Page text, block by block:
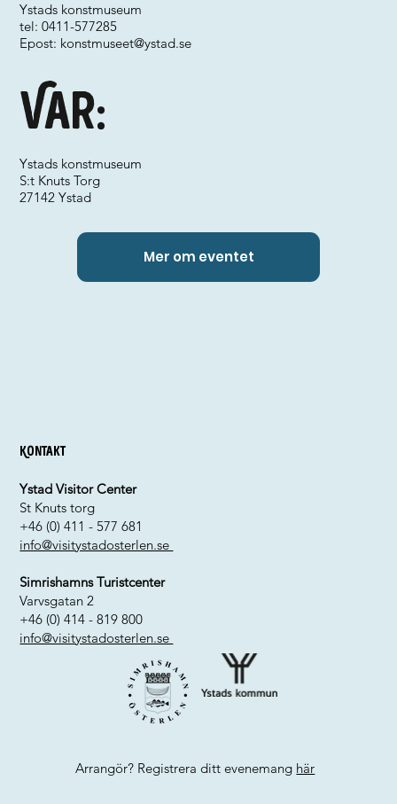
Var:
Ystads konstmuseum
tel: 0411-577285
Epost: konstmuseet@ystad.se
Ystads konstmuseum
S:t Knuts Torg
27142 Ystad
Mer om eventet
Kontakt
Ystad Visitor Center
St Knuts torg
+46 (0) 411 - 577 681
info@visitystadosterlen.se
Simrishamns Turistcenter
Varvsgatan 2
+46 (0) 414 - 819 800
info@visitystadosterlen.se
Arrangör? Registrera ditt evenemang här